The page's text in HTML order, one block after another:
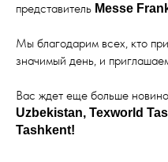
представитель Messe
Мы благодарим всех, кто
значимый день, и
Вас ждет еще больше
Uzbekistan, Texworld
Tashkent!